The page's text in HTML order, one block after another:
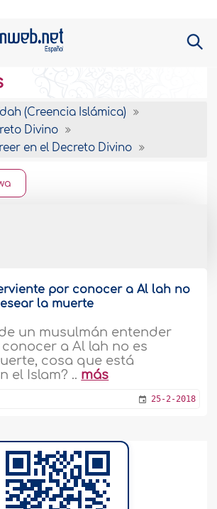
(Creencia Islámica)
Divino
en el Decreto Divino
por conocer a Al lah no
la muerte
un musulmán entender
a Al lah no es
cosa que está
el Islam? .. más
25-2-2018